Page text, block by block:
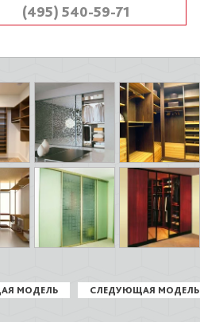
(495) 540-59-71
МОДЕЛЬ СЛЕДУЮЩАЯ МОДЕЛЬ